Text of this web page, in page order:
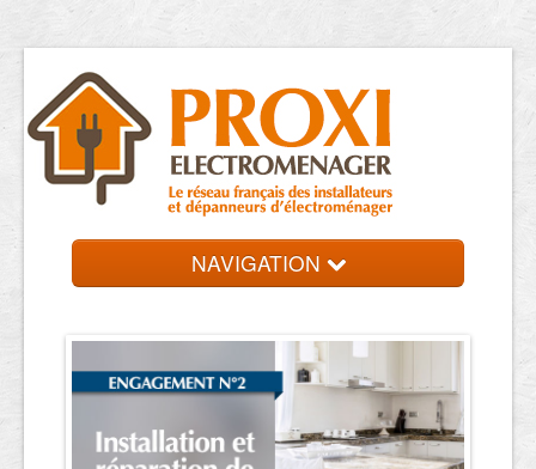
NAVIGATION